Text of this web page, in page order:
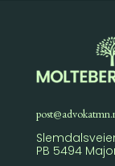
PB 5494